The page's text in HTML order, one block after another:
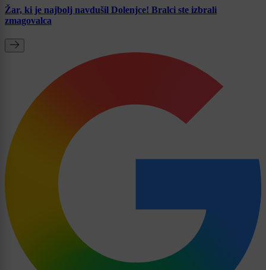
Žar, ki je najbolj navdušil Dolenjce! Bralci ste izbrali
zmagovalca